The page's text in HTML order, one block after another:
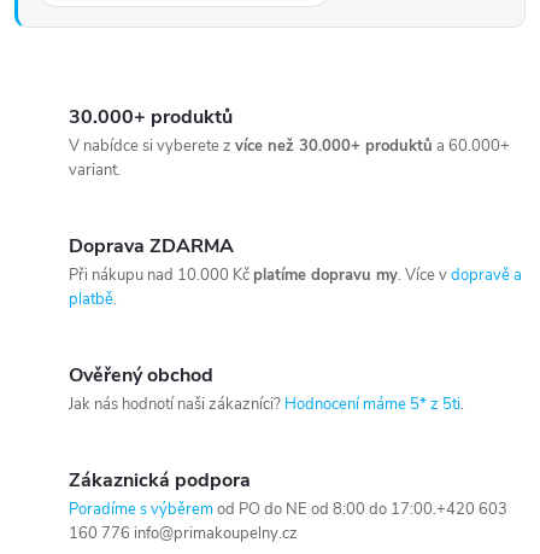
30.000+ produktů
V nabídce si vyberete z více než 30.000+ produktů a 60.000+
variant.
Doprava ZDARMA
Při nákupu nad 10.000 Kčplatíme dopravu my. Více vdopravě a
platbě.
Ověřený obchod
Jak nás hodnotí naši zákazníci? Hodnocení máme 5* z 5ti.
Zákaznická podpora
Poradíme s výběremod PO do NE od 8:00 do 17:00.+420 603
160 776 info@primakoupelny.cz